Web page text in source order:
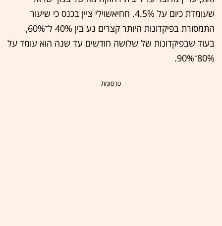
שעומדת כיום על 4.5%. חחיאשוילי ציין בכנס כי שיעור
התמסורת בפיקדונות היותר קצרים נע בין 40% ל־60%,
בעוד שבפיקדונות של שלושה חודשים עד שנה הוא עומד על
80%־90%.
- פרסומת -